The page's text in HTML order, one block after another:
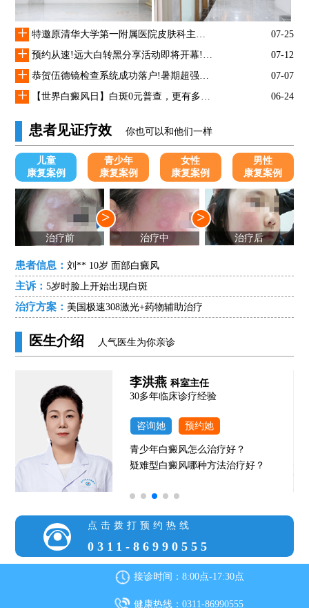
+ 特邀原清华大学第一附属医院皮肤科主任28-29日来院会诊 07-25
+ 预约从速!远大白转黑分享活动即将开幕!特邀北京专家来院坐诊! 07-12
+ 恭贺伍德镜检查系统成功落户!暑期超强福利点击领取! 07-07
+ 【世界白癜风日】白斑0元普查，更有多重福利千万别错过! 06-24
患者见证疗效 你也可以和他们一样
儿童
康复案例
青少年
康复案例
女性
康复案例
男性
康复案例
治疗前
>
治疗中
>
治疗后
患者信息：刘** 10岁 面部白癜风
主诉：5岁时脸上开始出现白斑
治疗方案： 美国极速308激光+药物辅助治疗
医生介绍 人气医生为你亲诊
李洪燕 科室主任
30多年临床诊疗经验
咨询她 预约她
青少年白癜风怎么治疗好？
疑难型白癜风哪种方法治疗好？
点击拨打预约热线
0311-86990555
接诊时间：8:00点-17:30点
健康热线：0311-86990555